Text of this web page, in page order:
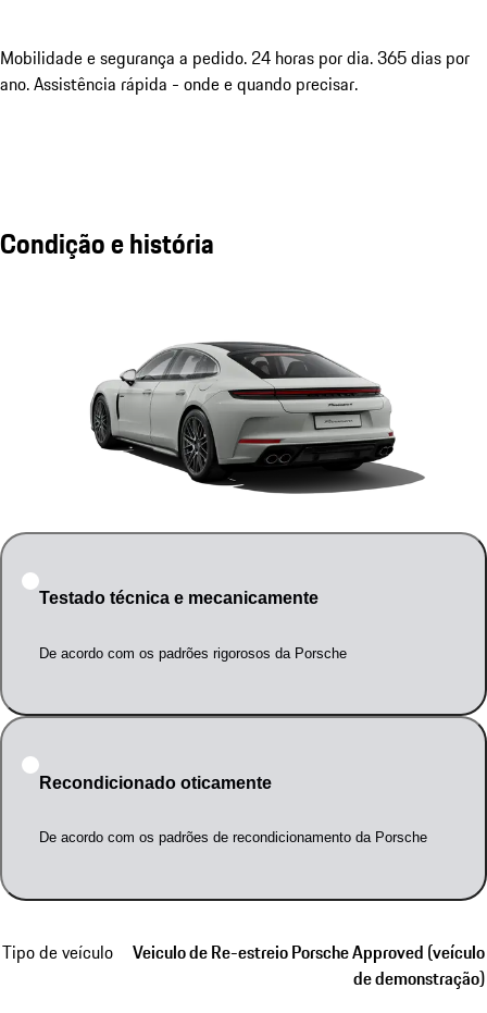
Mobilidade e segurança a pedido. 24 horas por dia. 365 dias por
ano. Assistência rápida - onde e quando precisar.
Condição e história
Testado técnica e mecanicamente
De acordo com os padrões rigorosos da Porsche
Recondicionado oticamente
De acordo com os padrões de recondicionamento da Porsche
Tipo de veículo
Veiculo de Re-estreio Porsche Approved (veículo
de demonstração)